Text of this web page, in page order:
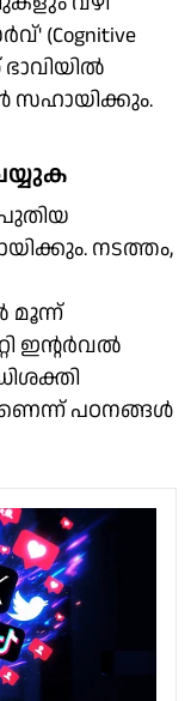
(Cognitive
ഭാവിയിൽ
സഹായിക്കും.
പുതിയ
നടത്തം,
മൂന്ന്
ഇന്റർവൽ
പഠനങ്ങൾ